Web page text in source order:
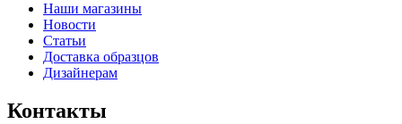
Наши магазины
Новости
Статьи
Доставка образцов
Дизайнерам
Контакты